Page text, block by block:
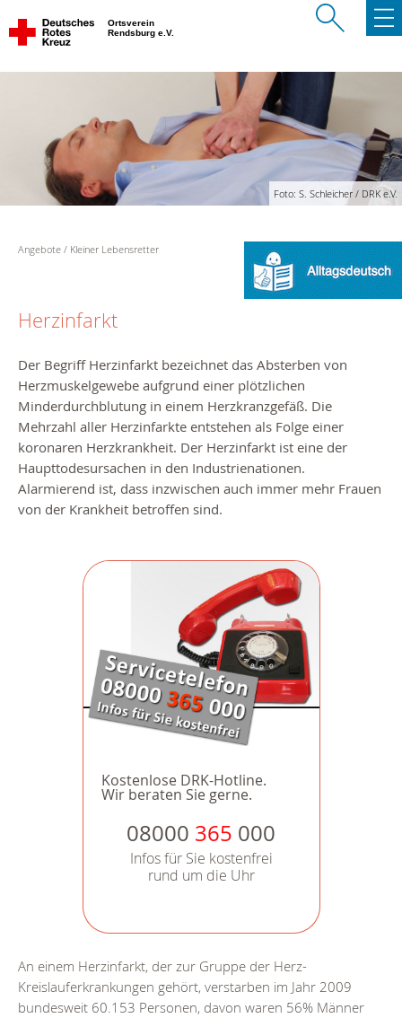
Ortsverein
Rendsburg e.V.
Foto: S. Schleicher / DRK e.V.
Angebote Kleiner Lebensretter
Herzinfarkt
Der Begriff Herzinfarkt bezeichnet das Absterben von
Herzmuskelgewebe aufgrund einer plötzlichen
Minderdurchblutung in einem Herzkranzgefäß. Die
Mehrzahl aller Herzinfarkte entstehen als Folge einer
koronaren Herzkrankheit. Der Herzinfarkt ist eine der
Haupttodesursachen in den Industrienationen.
Alarmierend ist, dass inzwischen auch immer mehr Frauen
von der Krankheit betroffen sind.
Kostenlose DRK-Hotline.
Wir beraten Sie gerne.
08000 365 000
Infos für Sie kostenfrei
rund um die Uhr
An einem Herzinfarkt, der zur Gruppe der Herz-
Kreislauferkrankungen gehört, verstarben im Jahr 2009
bundesweit 60.153 Personen, davon waren 56% Männer